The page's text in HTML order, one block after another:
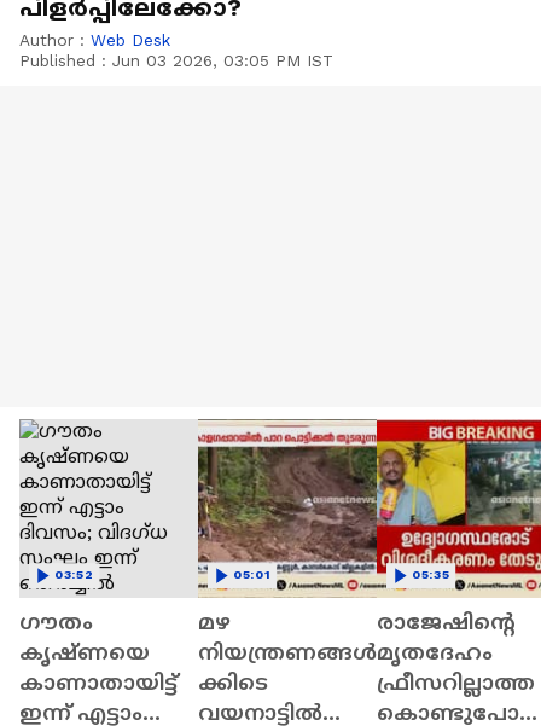
പിളർപ്പിലേക്കോ?
Author : Web Desk
Published : Jun 03 2026, 03:05 PM IST
ഗൗതം
കൃഷ്ണയെ
കാണാതായിട്ട്
ഇന്ന് എട്ടാം
03:52
മഴ
നിയന്ത്രണങ്ങൾ
ക്കിടെ
വയനാട്ടിൽ
05:01
രാജേഷിന്റെ
മൃതദേഹം
ഫ്രീസറില്ലാത്ത
05:35